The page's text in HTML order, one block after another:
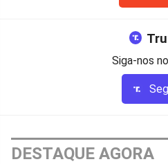
Siga-nos
DESTAQUE AGORA